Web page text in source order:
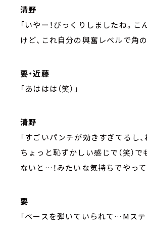
清野
「いやー！びっくりしましたね。
けど、これ自分の興奮レベルで角の
要・近藤
「あははは（笑）」
清野
「すごいパンチが効きすぎてるし
ちょっと恥ずかしい感じで（笑）
ないと…！みたいな気持ちでやっ
要
「ベースを弾いていられて…Mス